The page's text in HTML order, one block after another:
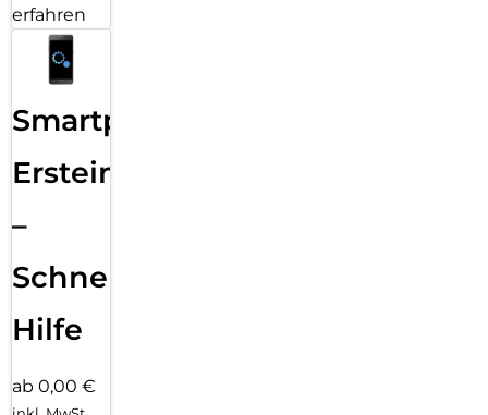
erfahren
Smartphone
Ersteinrichtung
–
Schnelle
Hilfe
ab 0,00 €